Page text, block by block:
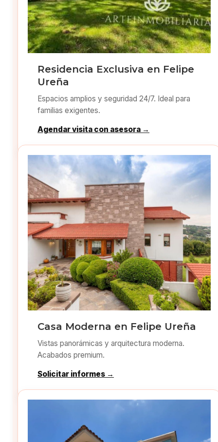
Residencia Exclusiva en Felipe
Ureña
Espacios amplios y seguridad 24/7. Ideal para
familias exigentes.
Agendar visita con asesora →
Casa Moderna en Felipe Ureña
Vistas panorámicas y arquitectura moderna.
Acabados premium.
Solicitar informes →